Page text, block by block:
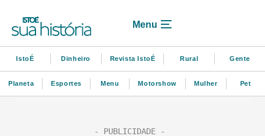
Menu
IstoÉ Dinheiro Revista IstoÉ Rural Gente
Planeta Esportes Menu Motorshow Mulher Pet